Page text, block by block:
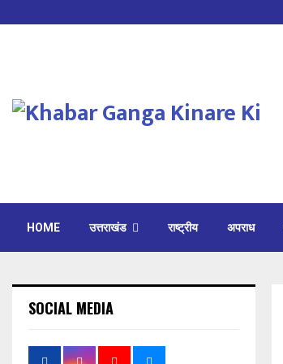
HOME उत्तराखंड राष्ट्रीय अपराध
SOCIAL MEDIA